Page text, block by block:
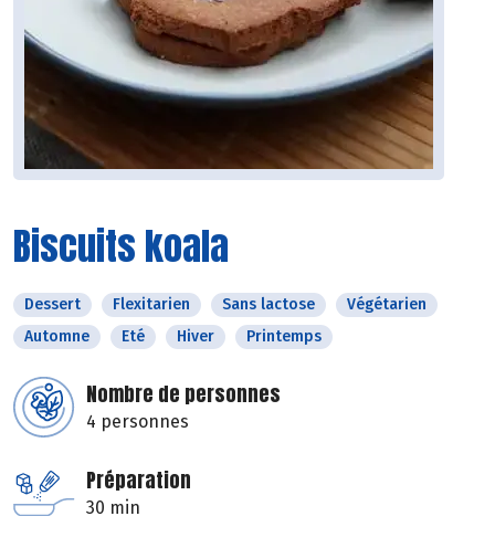
Biscuits koala
Dessert Flexitarien Sans lactose
Végétarien
Automne
Eté Hiver Printemps
Nombre de personnes
4 personnes
Préparation
30 min